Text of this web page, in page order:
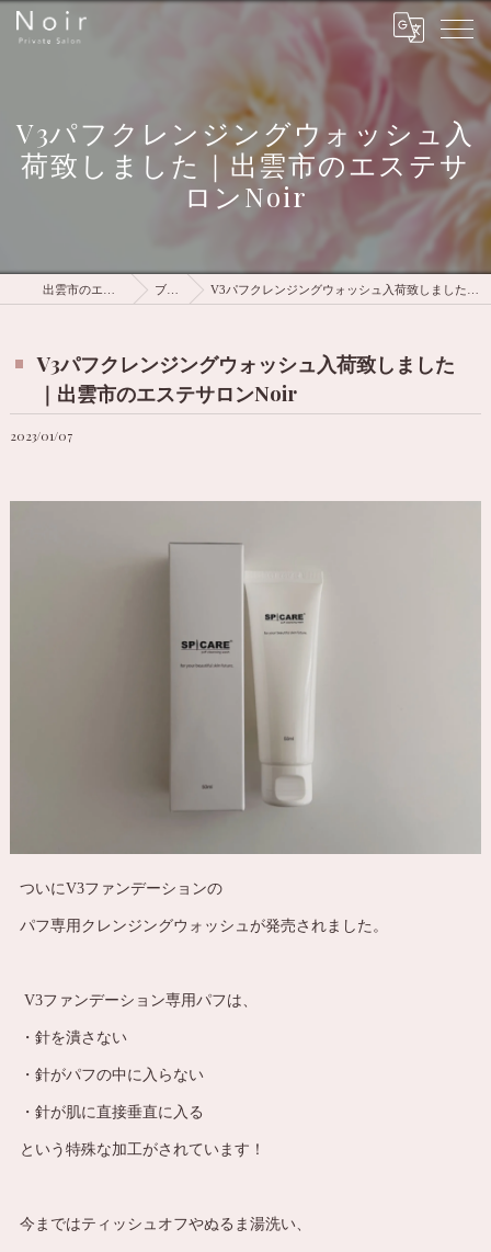
V3パフクレンジングウォッシュ入
荷致しました｜出雲市のエステサ
ロンNoir
ブログ V3パフクレンジングウォッシュ入荷致しました｜出雲市のエステサロンNoir
V3パフクレンジングウォッシュ入荷致しました
｜出雲市のエステサロンNoir
2023/01/07
ついにV3ファンデーションの
パフ専用クレンジングウォッシュが発売されました。
V3ファンデーション専用パフは、
・針を潰さない
・針がパフの中に入らない
・針が肌に直接垂直に入る
という特殊な加工がされています！
今まではティッシュオフやぬるま湯洗い、